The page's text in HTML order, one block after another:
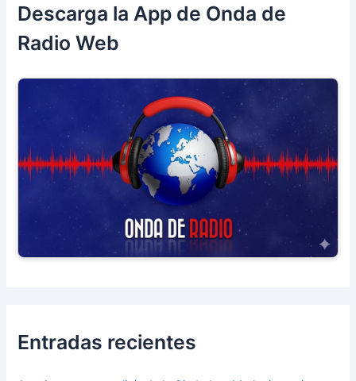
Descarga la App de Onda de
Radio Web
Entradas recientes